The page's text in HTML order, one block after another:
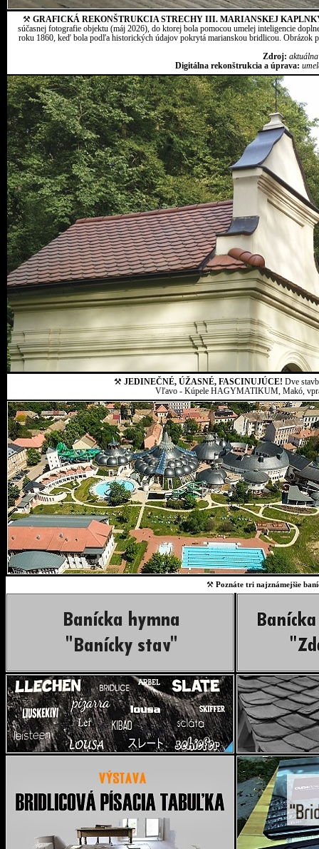
⚒ GRAFICKÁ REKONŠTRUKCIA STRECHY III. MARIANSKEJ
súčasnej fotografie objektu (máj 2026), do ktorej bola pomocou umelej inteligencie
roku 1860, keď bola podľa historických údajov pokrytá marianskou bridlicou. Obrázok
Zdroj:
Digitálna rekonštrukcia a úprava:
⚒ JEDINEČNÉ, ÚŽASNÉ, FASCINUJÚCE! Dve
Vľavo - Kúpele HAGYMATIKUM, Makó,
⚒ Poznáte tri najznámejšie